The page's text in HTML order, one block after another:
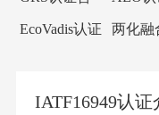
询
询
EcoVadis认证
两化融
IATF16949认